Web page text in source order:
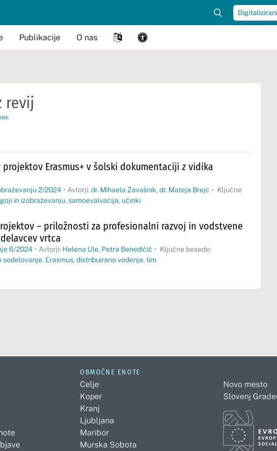
Publikacije O nas
revij
.
Erasmus+ v šolski dokumentaciji z vidika
2/2024 • Avtorji: dr. Mihaela Zavašnik, dr. Mateja Brejc • Ključne
in izobraževanju, samoevalvacija, učinki
– priložnosti za profesionalni razvoj in vodstvene
vrtca
6/2024 • Avtorji: Helena Ule, Petra Benedičič • Ključne besede:
sodelovanje, Erasmus, distribuirano vodenje, tim
OBMOČNE ENOTE
Celje
Koper
Kranj
Ljubljana
Maribor
Murska Sobota
Novo mesto
Slovenj